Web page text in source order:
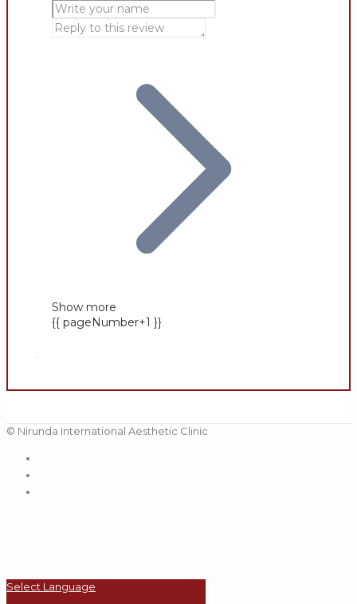
Show more
{{ pageNumber+1 }}
.
© Nirunda International Aesthetic Clinic
Select Language